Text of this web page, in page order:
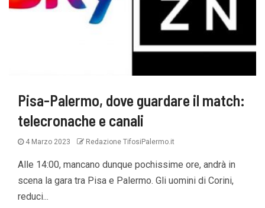
Pisa-Palermo, dove guardare il match:
telecronache e canali
4 Marzo 2023 Redazione TifosiPalermo.it
Alle 14:00, mancano dunque pochissime ore, andrà in
scena la gara tra Pisa e Palermo. Gli uomini di Corini,
reduci...